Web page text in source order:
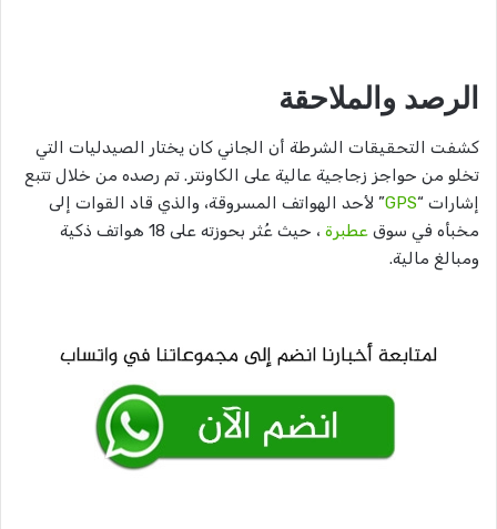
​الرصد والملاحقة
​كشفت التحقيقات الشرطة أن الجاني كان يختار الصيدليات التي
تخلو من حواجز زجاجية عالية على الكاونتر. تم رصده من خلال تتبع
إشارات “GPS” لأحد الهواتف المسروقة، والذي قاد القوات إلى
مخبأه في سوق عطبرة
، حيث عُثر بحوزته على 18 هواتف ذكية
ومبالغ مالية.